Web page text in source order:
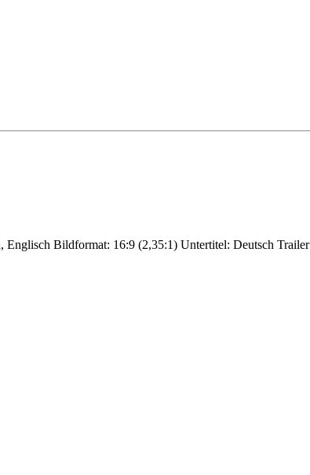
Bildformat: 16:9 (2,35:1) Untertitel: Deutsch Trailer